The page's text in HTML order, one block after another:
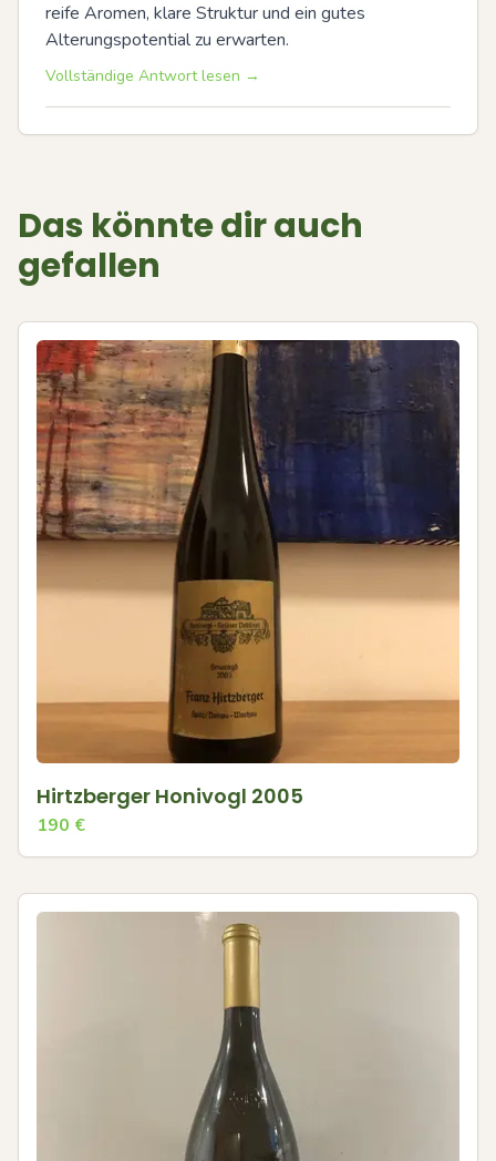
reife Aromen, klare Struktur und ein gutes
Alterungspotential zu erwarten.
Vollständige Antwort lesen →
Das könnte dir auch
gefallen
Hirtzberger Honivogl 2005
190 €